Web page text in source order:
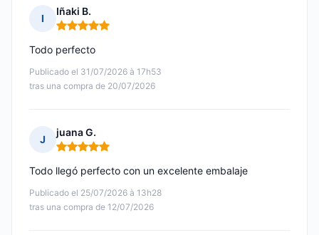
I
Iñaki B.
Nota: 5 de 5
Publicado el 31/07/2026 à 17h53
tras una compra de 20/07/2026
Todo perfecto
J
juana G.
Nota: 5 de 5
Publicado el 25/07/2026 à 13h28
tras una compra de 12/07/2026
Todo llegó perfecto con un excelente embalaje